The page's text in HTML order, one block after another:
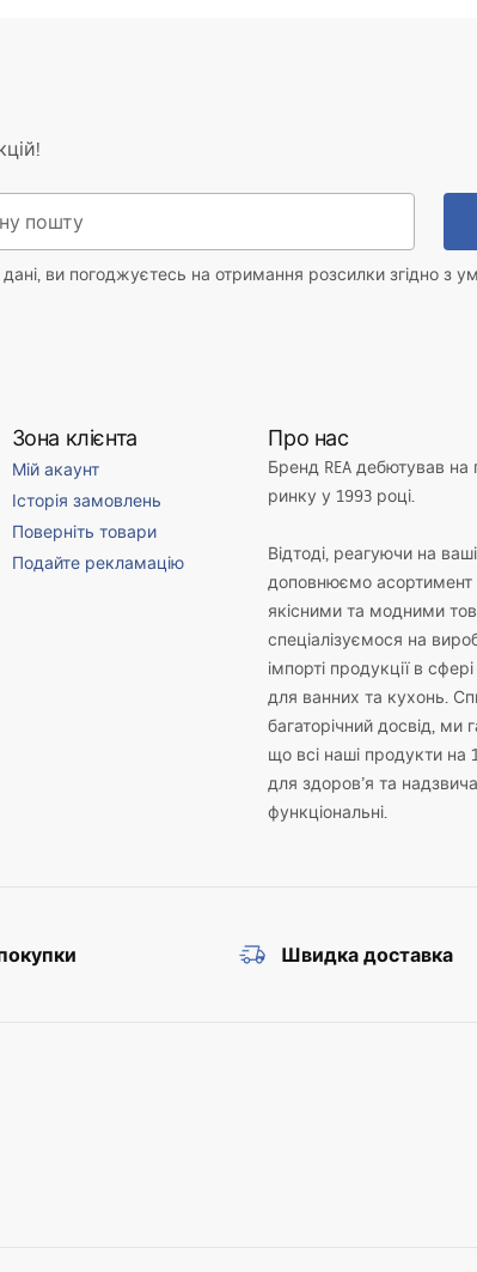
ви погоджуєтесь на отримання розсилки згідно з
Зона клієнта
Мій акаунт
Історія замовлень
Поверніть товари
Подайте рекламацію
Про нас
Бренд REA дебютував
ринку у 1993 році.
Відтоді, реагуючи на
доповнюємо
якісними та модними
спеціалізуємося на
імпорті продукції в
для ванних та кухонь.
багаторічний досвід, ми
що всі наші продукти на
для здоров’я та
функціональні.
Швидка доставка